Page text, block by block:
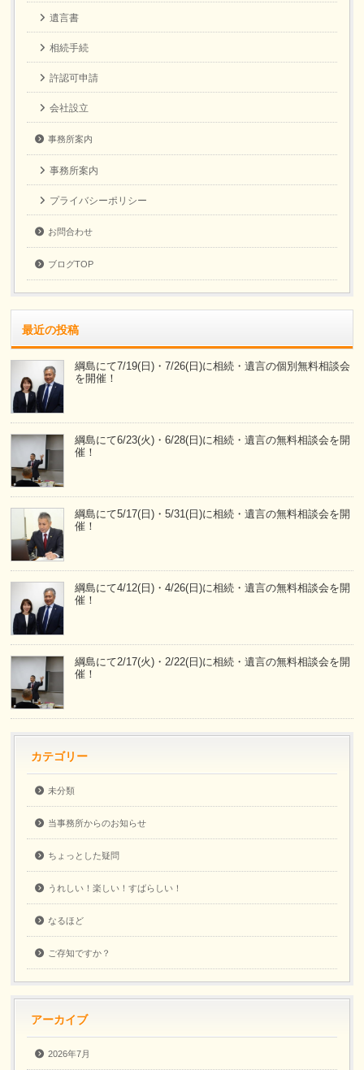
遺言書
相続手続
許認可申請
会社設立
事務所案内
事務所案内
プライバシーポリシー
お問合わせ
ブログTOP
最近の投稿
綱島にて7/19(日)・7/26(日)に相続・遺言の個別無料相談会
を開催！
綱島にて6/23(火)・6/28(日)に相続・遺言の無料相談会を開
催！
綱島にて5/17(日)・5/31(日)に相続・遺言の無料相談会を開
催！
綱島にて4/12(日)・4/26(日)に相続・遺言の無料相談会を開
催！
綱島にて2/17(火)・2/22(日)に相続・遺言の無料相談会を開
催！
カテゴリー
未分類
当事務所からのお知らせ
ちょっとした疑問
うれしい！楽しい！すばらしい！
なるほど
ご存知ですか？
アーカイブ
2026年7月